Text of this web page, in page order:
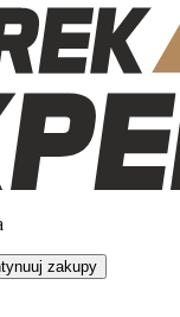
zakupy